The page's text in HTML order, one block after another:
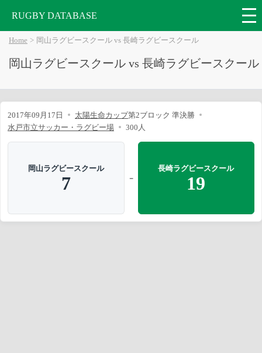
RUGBY DATABASE
Home 岡山ラグビースクール vs 長崎ラグビースクール
岡山ラグビースクール vs 長崎ラグビースクール
2017年09月17日 太陽生命カップ第2ブロック 準決勝
水戸市立サッカー・ラグビー場
300人
岡山ラグビースクール
7 -
長崎ラグビースクール
19